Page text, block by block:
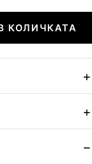
КОЛИЧКАТА